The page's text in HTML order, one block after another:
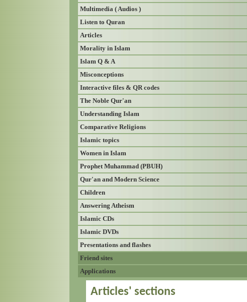
Multimedia ( Audios )
Listen to Quran
Articles
Morality in Islam
Islam Q & A
Misconceptions
Interactive files & QR codes
The Noble Qur'an
Understanding Islam
Comparative Religions
Islamic topics
Women in Islam
Prophet Muhammad (PBUH)
Qur'an and Modern Science
Children
Answering Atheism
Islamic CDs
Islamic DVDs
Presentations and flashes
Friend sites
Applications
Articles' sections